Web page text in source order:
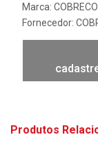
Marca:
Fornecedor:
Produtos